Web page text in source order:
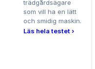
trädgårdsägare
som vill ha en lätt
och smidig maskin.
Läs hela testet ›